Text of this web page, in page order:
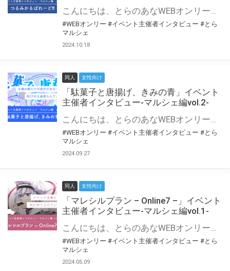
こんにちは、とらのあなWEBオンリー運営スタッフです。 新たにお届けする、イベント主催者インタビュー-マルシェ編-は、 とらのあなWEBオンリー「マルシェ」をご利用した主催様に 「マルシェ」を使って開催した感想や心がけをお聞きする企画です。 今回は、WEBオンリー初開催「つるみかるぱれーど
#WEBオンリー #イベント主催者インタビュー #とら
マルシェ
2024.10.18
同人 女性向け
「駄菓子と唐揚げ、きみの青」イベント
主催者インタビュー-マルシェ編vol.2-
こんにちは、とらのあなWEBオンリー運営スタッフです。 新たにお届けする、イベント主催者インタビュー-マルシェ編-は、 とらのあなWEBオンリー「マルシェ」をご利用の主催様に 「マルシェ」を使ってイベントを開催した感想や心がけをお聞きする企画です。 今回は、WEBオンリー初開催「駄菓子と唐揚げ、きみの青」より、 主催のぎこ六屋様にお話を伺いました。 協力：ぎこ六屋様／イベント公式Twitter（@krkgwks） とらのあなWEBオンリー「マルシェ」とは？ WEBオンリーでリアルタイムでコミュニケーションがとれるオンライン会場です。
#WEBオンリー #イベント主催者インタビュー #とら
マルシェ
2024.09.27
同人 女性向け
「マレシルプラン – Online7 –」イベント
主催者インタビュー-マルシェ編vol.1-
こんにちは、とらのあなWEBオンリー運営スタッフです。 新たにお届けする、イベント主催者インタビュー-マルシェ編-は、 とらのあなWEBオンリー「マルシェ」をご利用した主催様に 「マルシェ」を使って開催した感想や心がけをお聞きする企画です。 今回は、WEBオンリー開催7回目迎えた「マレシルプラン – Online7 –」より、 主催の玉川うた様にお話を伺いました。 ▼マレシルプランのインタビュー前回記事 「イベント主催者インタビュー vol.6」はこちら 協力：玉川うた様（マレシルプラン実行委員会 代表）／イベント公式Twitter（@mallesil_plan） とらのあなWEBオンリー「マルシェ」とは？ WEBオンリーでリアルタイムでコミュニケーションがとれるオンライン会場です。
#WEBオンリー #イベント主催者インタビュー #とら
マルシェ
2024.05.09